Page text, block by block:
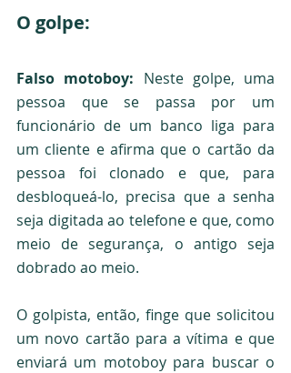
O golpe:
Falso motoboy: Neste golpe, uma
pessoa que se passa por um
funcionário de um banco liga para
um cliente e afirma que o cartão da
pessoa foi clonado e que, para
desbloqueá-lo, precisa que a senha
seja digitada ao telefone e que, como
meio de segurança, o antigo seja
dobrado ao meio.
O golpista, então, finge que solicitou
um novo cartão para a vítima e que
enviará um motoboy para buscar o